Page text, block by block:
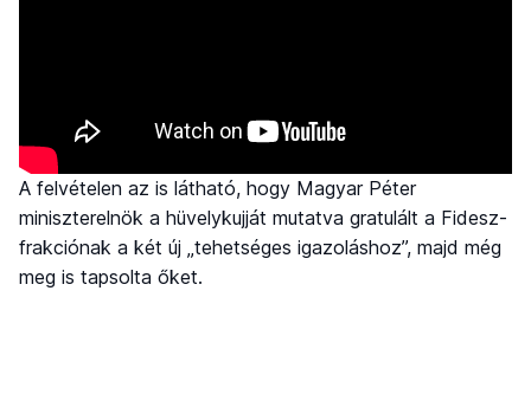
A felvételen az is látható, hogy Magyar Péter
miniszterelnök a hüvelykujját mutatva gratulált a Fidesz-
frakciónak a két új „tehetséges igazoláshoz”, majd még
meg is tapsolta őket.